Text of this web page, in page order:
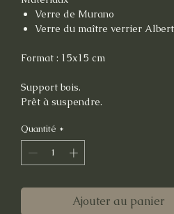
Verre de Murano
Verre du maître verrier
Format : 15x15 cm
Support bois.
Prêt à suspendre.
Quantité *
Ajouter au panier